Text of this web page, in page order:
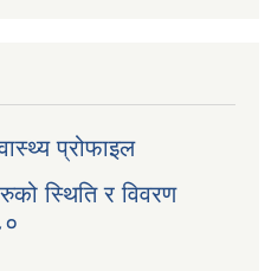
प्रोफाइल
स्थिति र विवरण